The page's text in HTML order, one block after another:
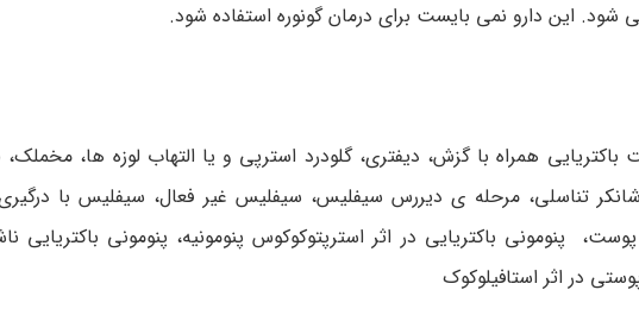
شود. این دارو نمی بایست برای درمان گونوره استفاده شود.
باکتریایی همراه با گزش، دیفتری، گلودرد استرپی و یا التهاب لوزه ها،
شانکر تناسلی، مرحله ی دیررس سیفلیس، سیفلیس غیر فعال، سیفلیس با
پنومونی باکتریایی در اثر استرپتوکوکوس پنومونیه، پنومونی باکتریایی
در اثر استافیلوکوک